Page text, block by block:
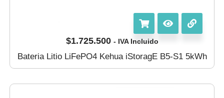
$1.725.500 - IVA Incluido
Bateria Litio LiFePO4 Kehua iStoragE B5-S1 5kWh